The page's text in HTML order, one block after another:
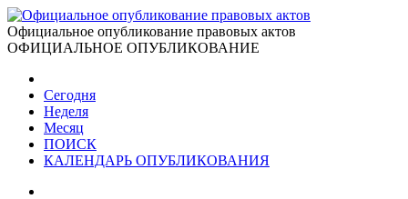
Официальное опубликование правовых актов
ОФИЦИАЛЬНОЕ ОПУБЛИКОВАНИЕ
Сегодня
Неделя
Месяц
ПОИСК
КАЛЕНДАРЬ ОПУБЛИКОВАНИЯ